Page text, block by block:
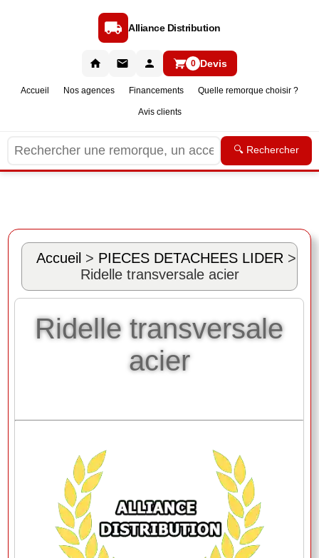
Alliance Distribution
Accueil Nos agences Financements Quelle remorque choisir ?
Avis clients
0 Devis
🔍 Rechercher
Accueil > PIECES DETACHEES LIDER >
Ridelle transversale acier
Ridelle transversale
acier